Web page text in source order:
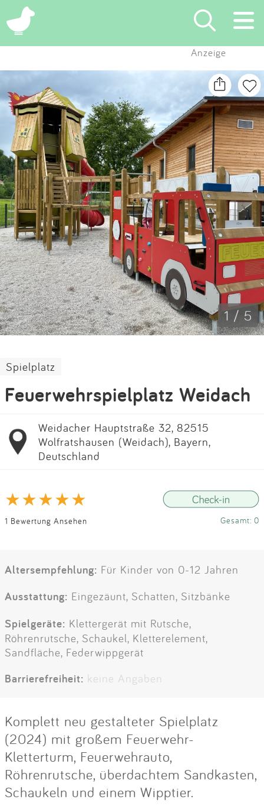
×
Suchen
Eintragen
App
Blog
Partner
Kontakt
Impressum
Anmelden
Anzeige
1 / 5
Spielplatz
Feuerwehrspielplatz Weidach
Weidacher Hauptstraße 32, 82515
Wolfratshausen (Weidach), Bayern,
Deutschland
1 Bewertung Ansehen Gesamt: 0
Altersempfehlung: Für Kinder von 0-12 Jahren
Ausstattung: Eingezäunt, Schatten, Sitzbänke
Spielgeräte: Klettergerät mit Rutsche,
Röhrenrutsche, Schaukel, Kletterelement,
Sandfläche, Federwippgerät
Barrierefreiheit: keine Angaben
Komplett neu gestalteter Spielplatz
(2024) mit großem Feuerwehr-
Kletterturm, Feuerwehrauto,
Röhrenrutsche, überdachtem Sandkasten,
Schaukeln und einem Wipptier.